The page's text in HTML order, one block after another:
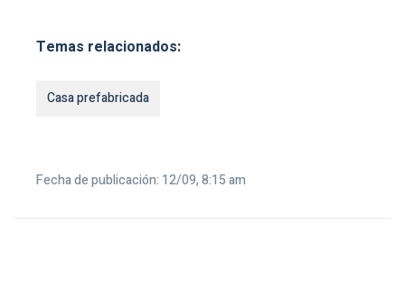
Temas relacionados:
Casa prefabricada
Fecha de publicación: 12/09, 8:15 am